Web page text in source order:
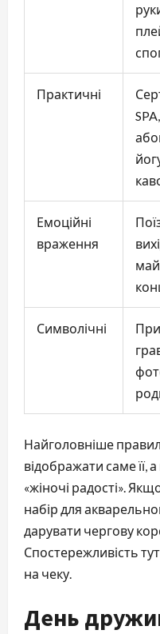
Практичні
SPA,
Емоційні
враження
Символічні
Найголовніше
відображати саме її,
«жіночі радості».
набір для
дарувати чергову
Спостережливість
на чеку.
День